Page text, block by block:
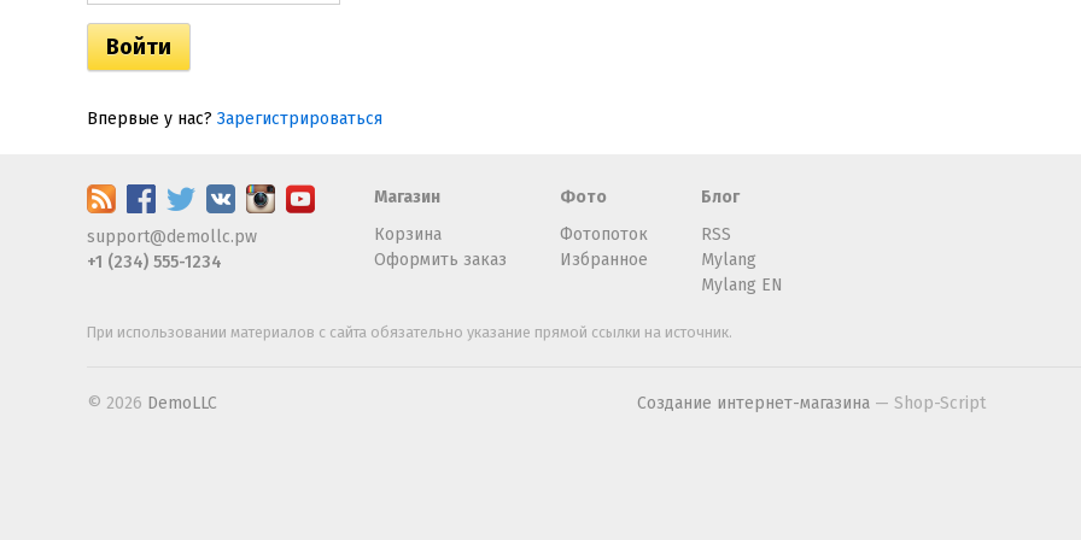
Впервые у нас? Зарегистрироваться
support@demollc.pw
+1 (234) 555-1234
Магазин
Корзина
Оформить заказ
Фото
Фотопоток
Избранное
Блог
RSS
Mylang
Mylang EN
При использовании материалов с сайта обязательно указание прямой ссылки на источник.
© 2026 DemoLLC Создание интернет-магазина— Shop-Script